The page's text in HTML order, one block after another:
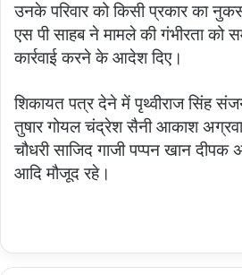
उनके परिवार को किसी प्रकार का
एस पी साहब ने मामले की गंभीरता
कार्रवाई करने के आदेश दिए।
शिकायत पत्र देने में पृथ्वीराज सिंह
तुषार गोयल चंद्रेश सैनी आकाश
चौधरी साजिद गाजी पप्पन खान दीपक
आदि मौजूद रहे।